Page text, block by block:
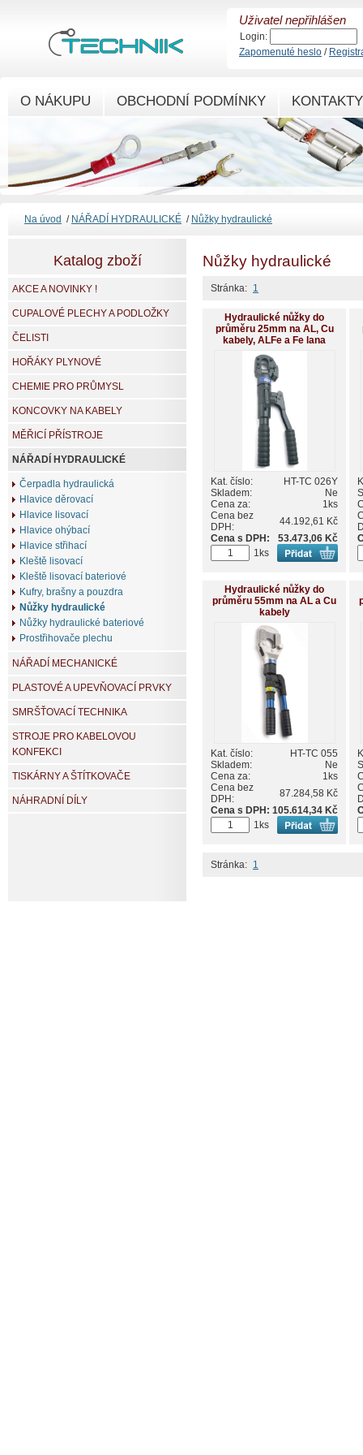
Nůžky hydraulické
Stránka: 1
Hydraulické nůžky do
průměru 25mm na AL, Cu
kabely, ALFe a Fe lana
Kat. číslo:
HT-TC 026Y
Skladem:
Ne
Cena za:
1ks
Cena bez
DPH:
44.192,61 Kč
Cena s DPH:
53.473,06 Kč
1ks
Hydraulické nůžky do
průměru 55mm na AL a Cu
kabely
Kat. číslo:
HT-TC 055
Skladem:
Ne
Cena za:
1ks
Cena bez
DPH:
87.284,58 Kč
Cena s DPH: 105.614,34 Kč
1ks
Stránka: 1
Katalog zboží
AKCE A NOVINKY !
CUPALOVÉ PLECHY A PODLOŽKY
ČELISTI
HOŘÁKY PLYNOVÉ
CHEMIE PRO PRŮMYSL
KONCOVKY NA KABELY
MĚŘICÍ PŘÍSTROJE
NÁŘADÍ HYDRAULICKÉ
Čerpadla hydraulická
Hlavice děrovací
Hlavice lisovací
Hlavice ohýbací
Hlavice střihací
Kleště lisovací
Kleště lisovací bateriové
Kufry, brašny a pouzdra
Nůžky hydraulické
Nůžky hydraulické bateriové
Prostřihovače plechu
NÁŘADÍ MECHANICKÉ
PLASTOVÉ A UPEVŇOVACÍ PRVKY
SMRŠŤOVACÍ TECHNIKA
STROJE PRO KABELOVOU
KONFEKCI
TISKÁRNY A ŠTÍTKOVAČE
NÁHRADNÍ DÍLY
Na úvod / NÁŘADÍ HYDRAULICKÉ / Nůžky hydraulické
O NÁKUPU OBCHODNÍ PODMÍNKY KONTAKTY
Uživatel nepřihlášen
Login:
Zapomenuté heslo /